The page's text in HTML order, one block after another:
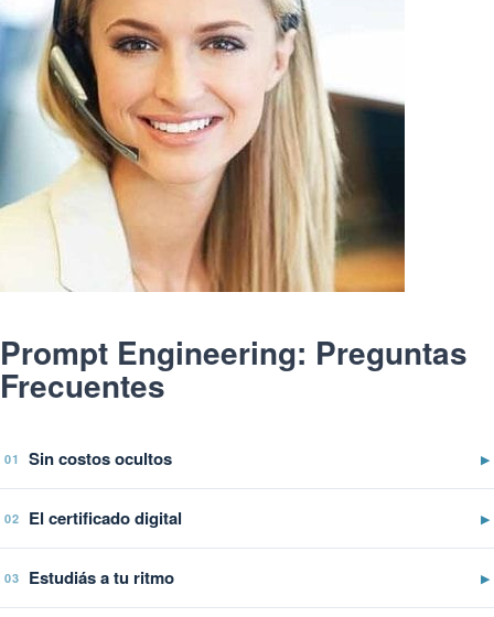
Prompt Engineering: Preguntas
Frecuentes
01 Sin costos ocultos ▶
02 El certificado digital ▶
03 Estudiás a tu ritmo ▶